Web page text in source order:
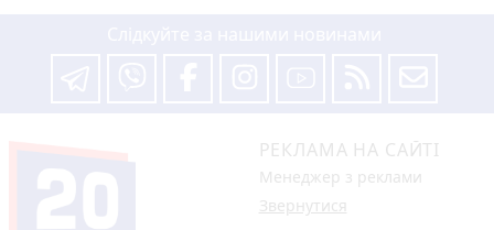
РЕКЛАМА НА САЙТІ
Менеджер з реклами
Звернутися